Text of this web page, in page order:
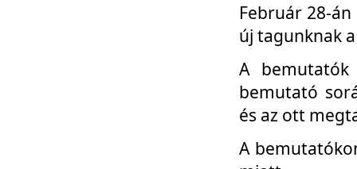
Február 28-
új tagunknak
A
bemutató
és az ott
A